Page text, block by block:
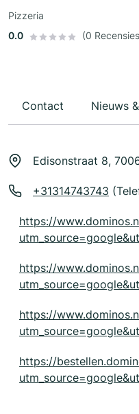
Pizzeria
0.0
(0
Contact Nieuws
Edisonstraat 8,
+31314743743
https://
https://
https://
https://